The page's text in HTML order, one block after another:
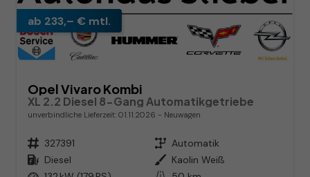
ab 233,– € mtl.
Opel Vivaro Kombi
XL 2.2 Diesel 8-Gang Automatikgetriebe
unverbindliche Lieferzeit: 01.11.2026 Neuwagen
Fahrzeugnr. 327391 Getriebe Automatik
Kraftstoff Diesel Außenfarbe Kaolin Weiß